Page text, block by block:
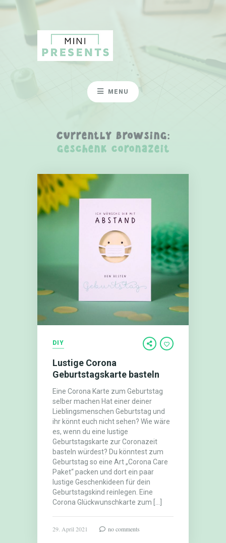
MENU
Currently Browsing:
geschenk coronazeit
DIY
Lustige Corona
Geburtstagskarte basteln
Eine Corona Karte zum Geburtstag
selber machen Hat einer deiner
Lieblingsmenschen Geburtstag und
ihr könnt euch nicht sehen? Wie wäre
es, wenn du eine lustige
Geburtstagskarte zur Coronazeit
basteln würdest? Du könntest zum
Geburtstag so eine Art „Corona Care
Paket“ packen und dort ein paar
lustige Geschenkideen für dein
Geburtstagskind reinlegen. Eine
Corona Glückwunschkarte zum […]
29. April 2021 no comments